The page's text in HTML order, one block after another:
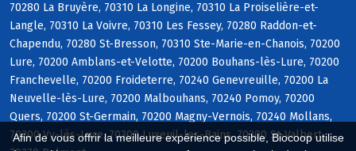
Afin de vous offrir la meilleure expérience possible, Biocoop utilise
70280 La Bruyère, 70310 La Longine, 70310 La Proiselière-et-
Langle, 70310 La Voivre, 70310 Les Fessey, 70280 Raddon-et-
Chapendu, 70280 St-Bresson, 70310 Ste-Marie-en-Chanois, 70200
Lure, 70200 Amblans-et-Velotte, 70200 Bouhans-lès-Lure, 70200
Franchevelle, 70200 Froideterre, 70240 Genevreuille, 70200 La
Neuvelle-lès-Lure, 70200 Malbouhans, 70240 Pomoy, 70200
Quers, 70200 St-Germain, 70200 Magny-Vernois, 70240 Mollans,
70200 Vy-lès-Lure, 70300 Luxeuil-les-Bains, 70300 St-Valbert,